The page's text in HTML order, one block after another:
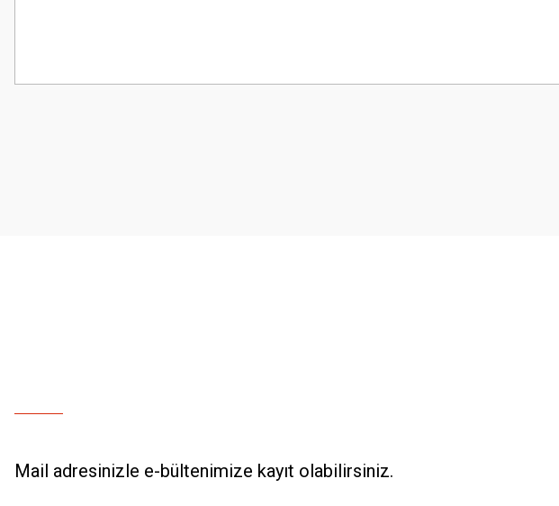
Görüş ve önerileriniz için teşekkür ederiz.
Mail adresinizle e-bültenimize kayıt olabilirsiniz.